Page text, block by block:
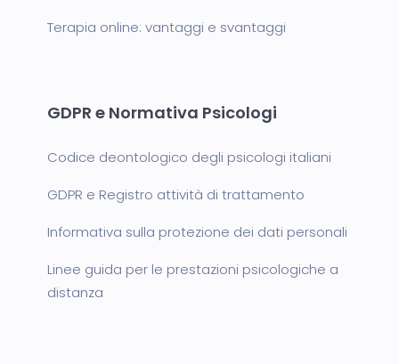
Terapia online: vantaggi e svantaggi
GDPR e Normativa Psicologi
Codice deontologico degli psicologi italiani
GDPR e Registro attività di trattamento
Informativa sulla protezione dei dati personali
Linee guida per le prestazioni psicologiche a
distanza